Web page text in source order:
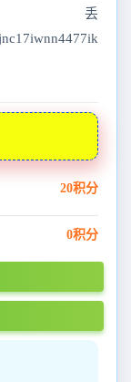
丢
20积分
0积分